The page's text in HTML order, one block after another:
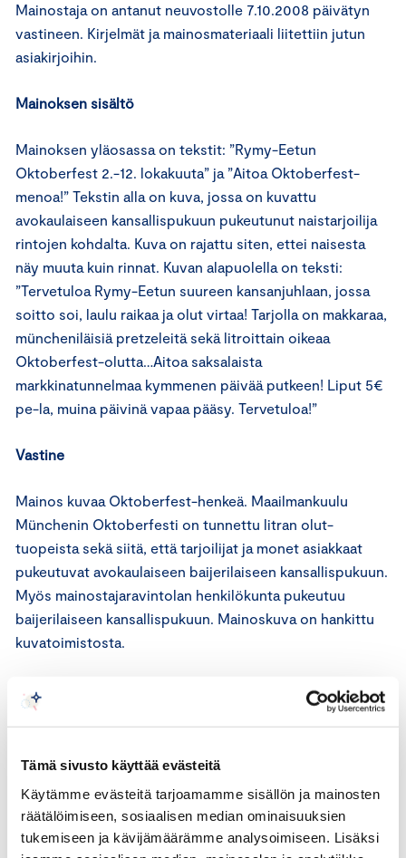
Tämä sivusto käyttää evästeitä
Käytämme evästeitä tarjoamamme sisällön ja mainosten
räätälöimiseen, sosiaalisen median ominaisuuksien
tukemiseen ja kävijämäärämme analysoimiseen. Lisäksi
Mainostaja on antanut neuvostolle 7.10.2008 päivätyn
vastineen. Kirjelmät ja mainosmateriaali liitettiin jutun
asiakirjoihin.
Mainoksen sisältö
Mainoksen yläosassa on tekstit: ”Rymy-Eetun
Oktoberfest 2.-12. lokakuuta” ja ”Aitoa Oktoberfest-
menoa!” Tekstin alla on kuva, jossa on kuvattu
avokaulaiseen kansallispukuun pukeutunut naistarjoilija
rintojen kohdalta. Kuva on rajattu siten, ettei naisesta
näy muuta kuin rinnat. Kuvan alapuolella on teksti:
”Tervetuloa Rymy-Eetun suureen kansanjuhlaan, jossa
soitto soi, laulu raikaa ja olut virtaa! Tarjolla on makkaraa,
müncheniläisiä pretzeleitä sekä litroittain oikeaa
Oktoberfest-olutta…Aitoa saksalaista
markkinatunnelmaa kymmenen päivää putkeen! Liput 5€
pe-la, muina päivinä vapaa pääsy. Tervetuloa!”
Vastine
Mainos kuvaa Oktoberfest-henkeä. Maailmankuulu
Münchenin Oktoberfesti on tunnettu litran olut-
tuopeista sekä siitä, että tarjoilijat ja monet asiakkaat
pukeutuvat avokaulaiseen baijerilaiseen kansallispukuun.
Myös mainostajaravintolan henkilökunta pukeutuu
baijerilaiseen kansallispukuun. Mainoskuva on hankittu
kuvatoimistosta.
Mainonnan eettisen neuvoston lausunto
markkinoinnissa ei saa sallia syrjintää, joka perustuu
uskontoon, sukupuoleen, ikään, vammaisuuteen tai
seksuaaliseen suuntautumiseen.